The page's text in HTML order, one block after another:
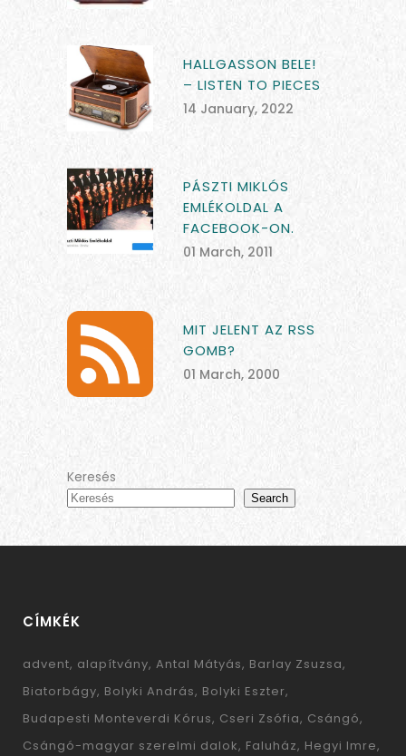
HALLGASSON BELE!
– LISTEN TO PIECES
14 January, 2022
PÁSZTI MIKLÓS
EMLÉKOLDAL A
FACEBOOK-ON.
01 March, 2011
MIT JELENT AZ RSS
GOMB?
01 March, 2000
Keresés
Search
CÍMKÉK
advent alapítvány Antal Mátyás Barlay Zsuzsa
Biatorbágy Bolyki András Bolyki Eszter
Budapesti Monteverdi Kórus Cseri Zsófia Csángó
Csángó-magyar szerelmi dalok Faluház Hegyi Imre